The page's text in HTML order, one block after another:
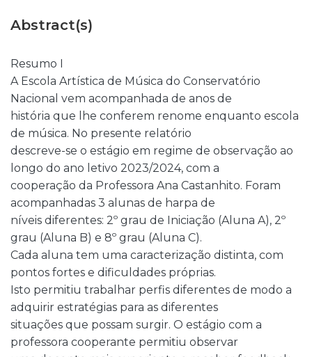
Abstract(s)
Resumo I
A Escola Artística de Música do Conservatório
Nacional vem acompanhada de anos de
história que lhe conferem renome enquanto escola
de música. No presente relatório
descreve-se o estágio em regime de observação ao
longo do ano letivo 2023/2024, com a
cooperação da Professora Ana Castanhito. Foram
acompanhadas 3 alunas de harpa de
níveis diferentes: 2º grau de Iniciação (Aluna A), 2º
grau (Aluna B) e 8º grau (Aluna C).
Cada aluna tem uma caracterização distinta, com
pontos fortes e dificuldades próprias.
Isto permitiu trabalhar perfis diferentes de modo a
adquirir estratégias para as diferentes
situações que possam surgir. O estágio com a
professora cooperante permitiu observar